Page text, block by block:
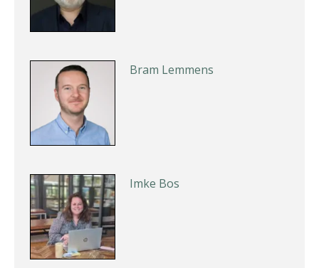
Bram Lemmens
Imke Bos